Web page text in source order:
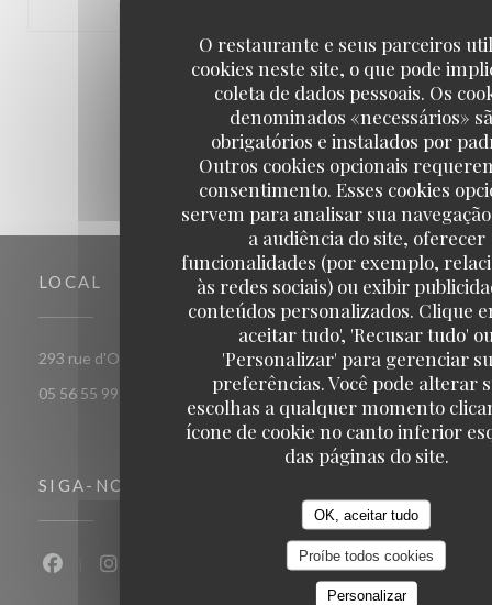
O restaurante e seus parceiros
cookies neste site, o que pode
coleta de dados pessoais. Os
denominados «necessários»
obrigatórios e instalados por
Outros cookies opcionais
consentimento. Esses cookies
servem para analisar sua
a audiência do site, oferecer
funcionalidades (por exemplo,
às redes sociais) ou exibir
conteúdos personalizados. Clique
aceitar tudo', 'Recusar tudo'
'Personalizar' para gerenciar
preferências. Você pode alterar
escolhas a qualquer momento
ícone de cookie no canto inferior
das páginas do site.
OK, aceitar tudo
Proíbe todos cookies
Personalizar
1 2 3
LOCAL
293 rue d'Ornano 33000 bordeaux((abre numa nova janela))
05 56 55 99 37
SIGA-NOS
Facebook ((abre numa nova janela))
Instagram ((abre numa nova janela))